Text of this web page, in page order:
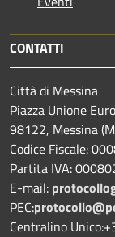
CONTATTI
Città di Messina
Piazza Unione
98122, Messina
Codice Fiscale:
Partita IVA:
E-mail:
PEC:
Centralino